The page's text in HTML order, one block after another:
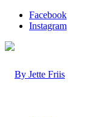
Facebook
Instagram